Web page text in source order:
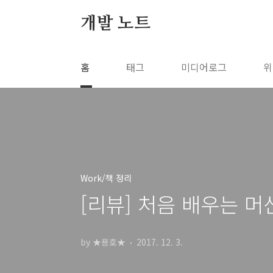
개발 노트
홈 태그 미디어로그
Work/책 정리
[리뷰] 처음 배우는 머
by ★용호★ 2017. 12. 3.